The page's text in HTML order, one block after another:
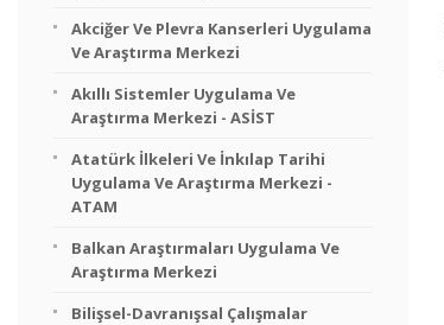
Akciğer Ve Plevra Kanserleri Uygulama
Ve Araştırma Merkezi
Akıllı Sistemler Uygulama Ve
Araştırma Merkezi - ASİST
Atatürk İlkeleri Ve İnkılap Tarihi
Uygulama Ve Araştırma Merkezi -
ATAM
Balkan Araştırmaları Uygulama Ve
Araştırma Merkezi
Bilişsel-Davranışsal Çalışmalar